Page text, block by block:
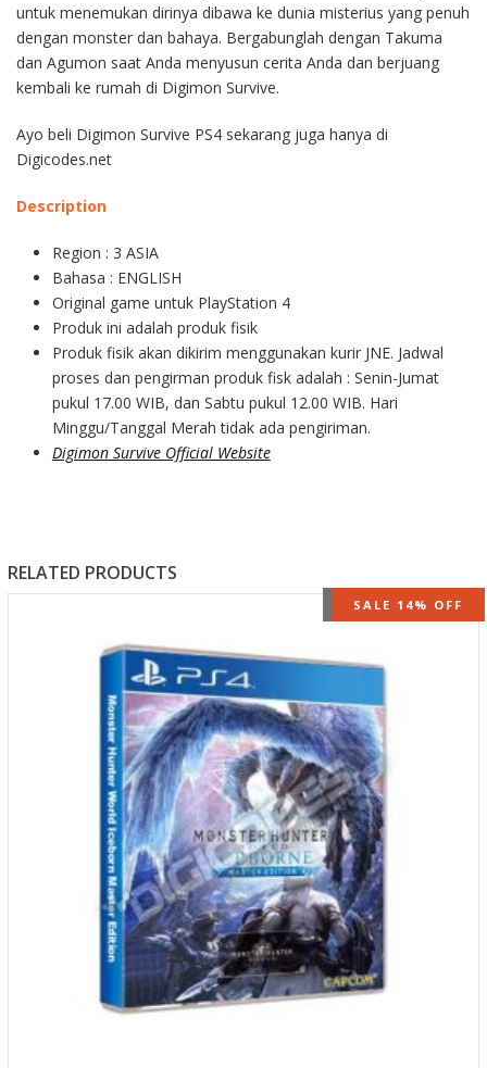
untuk menemukan dirinya dibawa ke dunia misterius yang penuh
dengan monster dan bahaya. Bergabunglah dengan Takuma
dan Agumon saat Anda menyusun cerita Anda dan berjuang
kembali ke rumah di Digimon Survive.
Ayo beli Digimon Survive PS4 sekarang juga hanya di
Digicodes.net
Description
Region : 3 ASIA
Bahasa : ENGLISH
Original game untuk PlayStation 4
Produk ini adalah produk fisik
Produk fisik akan dikirim menggunakan kurir JNE. Jadwal
proses dan pengirman produk fisk adalah : Senin-Jumat
pukul 17.00 WIB, dan Sabtu pukul 12.00 WIB. Hari
Minggu/Tanggal Merah tidak ada pengiriman.
Digimon Survive Official Website
RELATED PRODUCTS
OUT OF STOCK
SALE 14% OFF